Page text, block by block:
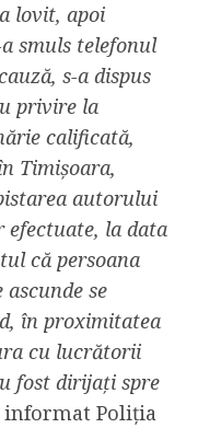
lovit, apoi
smuls telefonul
s-a dispus
privire la
calificată,
Timișoara,
autorului
la data
că persoana
se
în proximitatea
cu lucrătorii
fost dirijați spre
informat Poliția